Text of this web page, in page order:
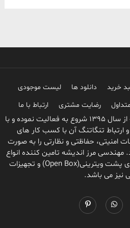
خرید دانلود ها
لیست موجودی
رضایت مشتری ارتباط با ما
درباره ما : مهندسی مرز اندیشه از سال 1395 شروع به فعالیت نموده و با
ارتباط تنگاتنگ آن با کسب کار های
امنیتی، حفاظتی و نظارتی را به صورت
مرز اندیشه تامین کننده انواع
قطعات کامپیوتر و لپ تاپ های پشت ویترینی(Open Box) و تجهیزات
نیز می باشد.